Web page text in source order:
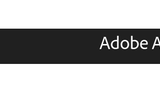
Adobe